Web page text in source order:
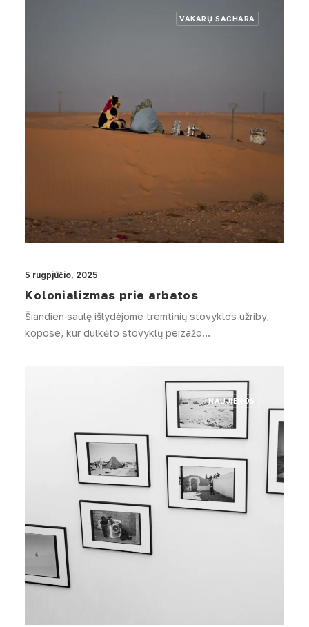
VAKARŲ SACHARA
5 rugpjūčio, 2025
Kolonializmas prie arbatos
Šiandien saulę išlydėjome tremtinių stovyklos užriby,
kopose, kur dulkėto stovyklų peizažo…
NAUJIENOS